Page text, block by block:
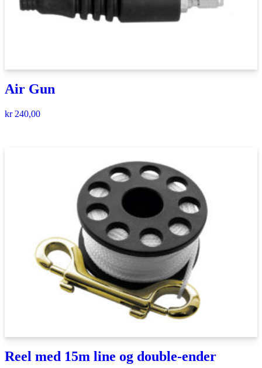
Air Gun
kr240,00
Reel med 15m line og double-ender